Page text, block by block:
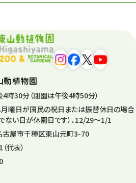
動植物園
時30分（閉園は午後4時50分）
月曜日が国民の祝日または振替休日の場合
ない日が休園日です）、12/29～1/1
古屋市千種区東山元町3-70
代表）